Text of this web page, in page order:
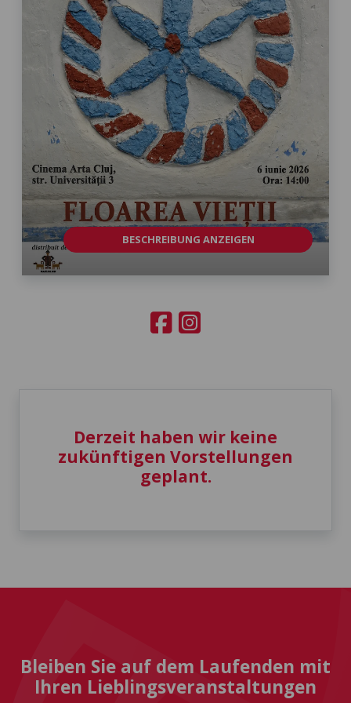
BESCHREIBUNG ANZEIGEN
Derzeit haben wir keine
zukünftigen Vorstellungen
geplant.
Bleiben Sie auf dem Laufenden mit
Ihren Lieblingsveranstaltungen